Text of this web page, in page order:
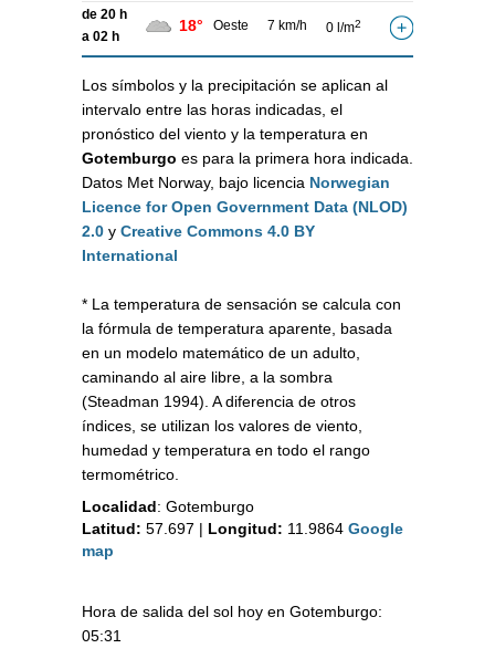
de 20 h
a 02 h
18° Oeste 7 km/h 0 l/m2
Los símbolos y la precipitación se aplican al
intervalo entre las horas indicadas, el
pronóstico del viento y la temperatura en
Gotemburgo es para la primera hora indicada.
Datos Met Norway, bajo licencia Norwegian
Licence for Open Government Data (NLOD)
2.0 y Creative Commons 4.0 BY
International
* La temperatura de sensación se calcula con
la fórmula de temperatura aparente, basada
en un modelo matemático de un adulto,
caminando al aire libre, a la sombra
(Steadman 1994). A diferencia de otros
índices, se utilizan los valores de viento,
humedad y temperatura en todo el rango
termométrico.
Localidad: Gotemburgo
Latitud: 57.697 | Longitud: 11.9864 Google
map
Hora de salida del sol hoy en Gotemburgo:
05:31